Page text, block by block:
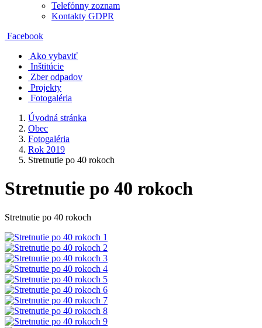
Telefónny zoznam
Kontakty GDPR
Facebook
Ako vybaviť
Inštitúcie
Zber odpadov
Projekty
Fotogaléria
Úvodná stránka
Obec
Fotogaléria
Rok 2019
Stretnutie po 40 rokoch
Stretnutie po 40 rokoch
Stretnutie po 40 rokoch